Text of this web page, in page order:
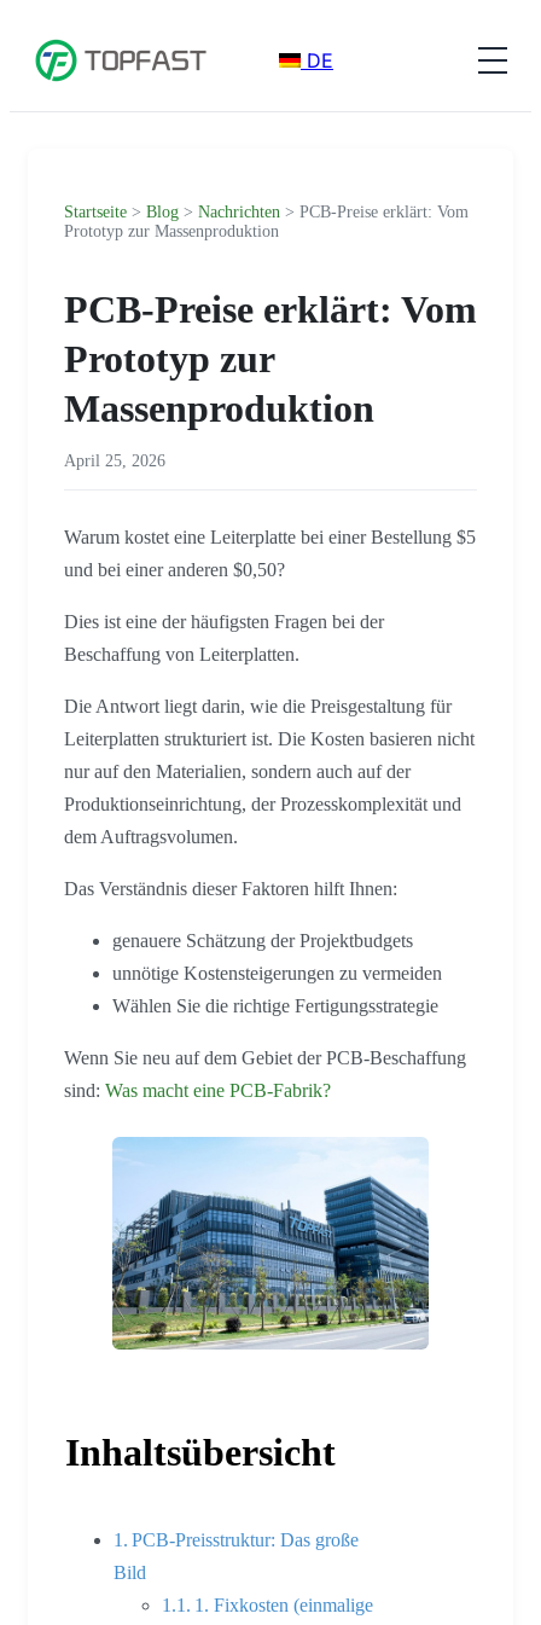
DE
Startseite > Blog > Nachrichten > PCB-Preise erklärt: Vom
Prototyp zur Massenproduktion
PCB-Preise erklärt: Vom
Prototyp zur
Massenproduktion
April 25, 2026
Warum kostet eine Leiterplatte bei einer Bestellung $5
und bei einer anderen $0,50?
Dies ist eine der häufigsten Fragen bei der
Beschaffung von Leiterplatten.
Die Antwort liegt darin, wie die Preisgestaltung für
Leiterplatten strukturiert ist. Die Kosten basieren nicht
nur auf den Materialien, sondern auch auf der
Produktionseinrichtung, der Prozesskomplexität und
dem Auftragsvolumen.
Das Verständnis dieser Faktoren hilft Ihnen:
genauere Schätzung der Projektbudgets
unnötige Kostensteigerungen zu vermeiden
Wählen Sie die richtige Fertigungsstrategie
Wenn Sie neu auf dem Gebiet der PCB-Beschaffung
sind: Was macht eine PCB-Fabrik?
Inhaltsübersicht
PCB-Preisstruktur: Das große
Bild
1. Fixkosten (einmalige